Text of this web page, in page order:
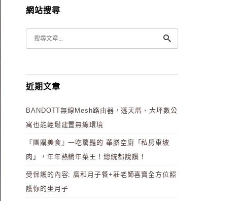
網站搜尋
近期文章
BANDOTT無線Mesh路由器，透天厝、大坪數公
寓也能輕鬆建置無線環境
『團購美食』一吃驚豔的 華膳空廚「私房東坡
肉」，年年熱銷年菜王！總統都說讚！
受保護的內容: 廣和月子餐+莊老師喜寶全方位照
護你的坐月子